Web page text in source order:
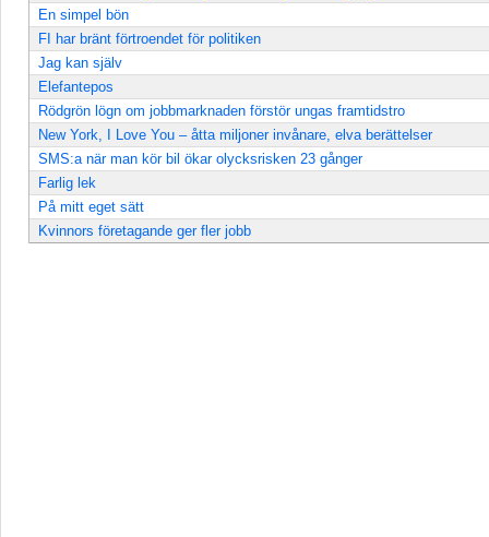
En simpel bön
FI har bränt förtroendet för politiken
Jag kan själv
Elefantepos
Rödgrön lögn om jobbmarknaden förstör ungas framtidstro
New York, I Love You – åtta miljoner invånare, elva berättelser
SMS:a när man kör bil ökar olycksrisken 23 gånger
Farlig lek
På mitt eget sätt
Kvinnors företagande ger fler jobb